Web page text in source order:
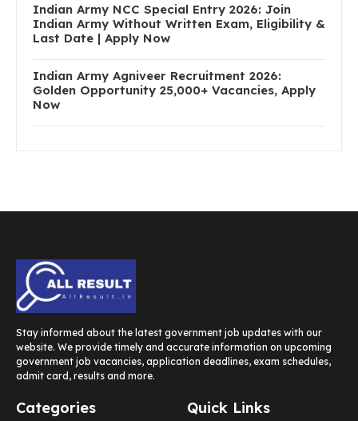
Indian Army NCC Special Entry 2026: Join
Indian Army Without Written Exam, Eligibility &
Last Date | Apply Now
Indian Army Agniveer Recruitment 2026:
Golden Opportunity 25,000+ Vacancies, Apply
Now
Stay informed about the latest government job updates with our
website. We provide timely and accurate information on upcoming
government job vacancies, application deadlines, exam schedules,
admit card, results and more.
Categories Quick Links